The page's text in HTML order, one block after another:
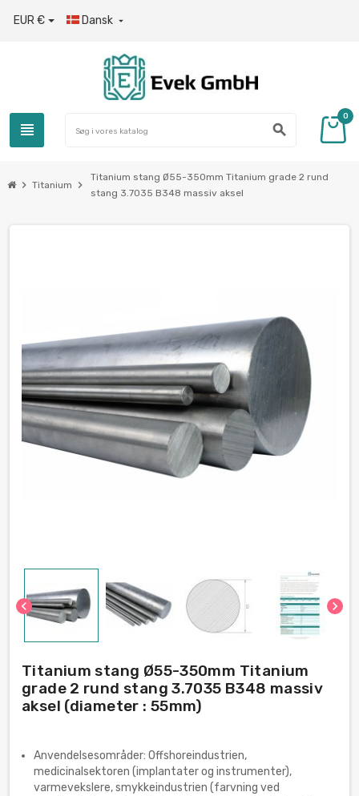
EUR € Dansk 
view_headline search
0
chevron_right Titanium chevron_right
Titanium stang Ø55-350mm Titanium grade 2 rund
stang 3.7035 B348 massiv aksel
chevron_left chevron_right
Titanium stang Ø55-350mm Titanium
grade 2 rund stang 3.7035 B348 massiv
aksel (diameter : 55mm)
Anvendelsesområder: Offshoreindustrien,
medicinalsektoren (implantater og instrumenter),
varmevekslere, smykkeindustrien (farvning ved